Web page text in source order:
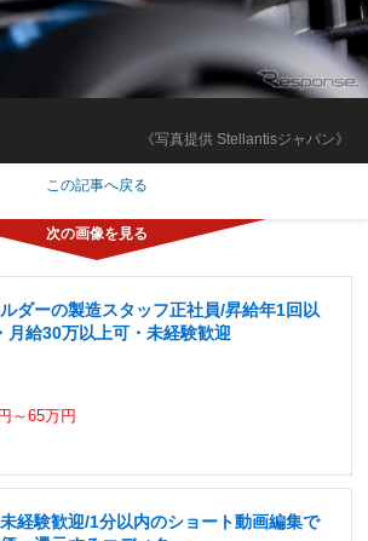
《写真提供 Stellantisジャパン》
この記事へ戻る
ダーの製造スタッフ正社員/昇給年1回以
月給30万以上可・未経験歓迎
～65万円
未経験歓迎/1分以内のショート動画編集で